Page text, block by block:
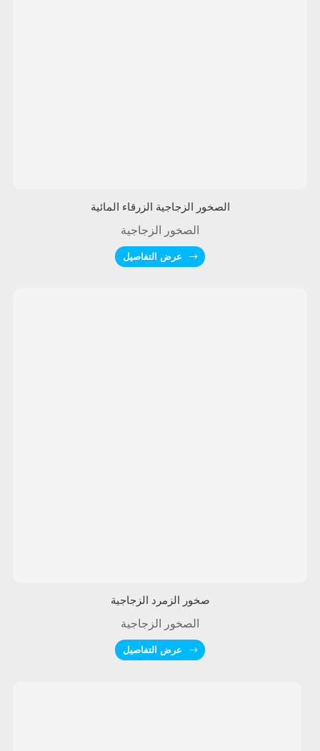
الصخور الزجاجية الزرقاء المائية
الصخور الزجاجية
عرض التفاصيل
صخور الزمرد الزجاجية
الصخور الزجاجية
عرض التفاصيل